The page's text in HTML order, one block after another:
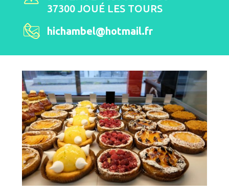
37300 JOUÉ LES TOURS
hichambel@hotmail.fr